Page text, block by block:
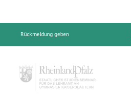
Rückmeldung geben